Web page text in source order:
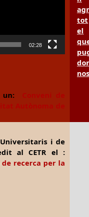
02:28
un: Conveni de
Autònoma de
Universitaris i de
al CETR el :
recerca per la
tot
el
nos